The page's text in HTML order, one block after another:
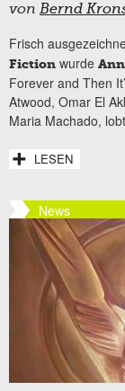
von Bernd
Frisch
Fiction wurde
Forever and Then
Atwood, Omar El
Maria Machado,
LESEN
News